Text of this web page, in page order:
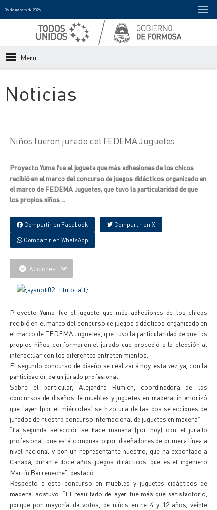
06 de Agosto de 2026
Menu
Noticias
Niños fueron jurado del FEDEMA Juguetes.
Proyecto Yuma fue el juguete que más adhesiones de los chicos
recibió en el marco del concurso de juegos didácticos organizado en
el marco de FEDEMA Juguetes, que tuvo la particularidad de que
los propios niños ...
Compartir en Facebook Compartir en X
Compartir en WhatsApp
Acciones
Proyecto Yuma fue el juguete que más adhesiones de los chicos
recibió en el marco del concurso de juegos didácticos organizado en
el marco de FEDEMA Juguetes, que tuvo la particularidad de que los
propios niños conformaron el jurado que procedió a la elección al
interactuar con los diferentes entretenimientos.
El segundo concurso de diseño se realizará hoy, esta vez ya, con la
participación de un jurado profesional.
Sobre el particular, Alejandra Rumich, coordinadora de los
concursos de diseños de muebles y juguetes en madera, interiorizó
que “ayer (por el miércoles) se hizo una de las dos selecciones de
jurados de nuestro concurso internacional de juguetes en madera”.
“La segunda selección se hace mañana (por hoy) con el jurado
profesional, que está compuesto por diseñadores de primera línea a
nivel nacional y por un representante nuestro, que ha exportado a
Canadá, durante doce años, juegos didácticos, que es el ingeniero
Martín Barreneche”, destacó.
Respecto a este concurso en muebles y juguetes didácticos de
madera, sostuvo: “El resultado de ayer fue más que satisfactorio,
porque por mayoría de votos, de niños entre 4 y 12 años, veinte